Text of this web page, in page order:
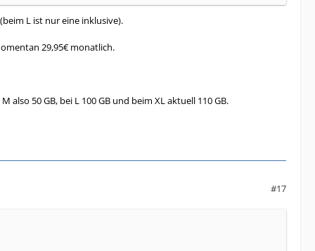
L ist nur eine inklusive).
29,95€ monatlich.
50 GB, bei L 100 GB und beim XL aktuell 110 GB.
#17